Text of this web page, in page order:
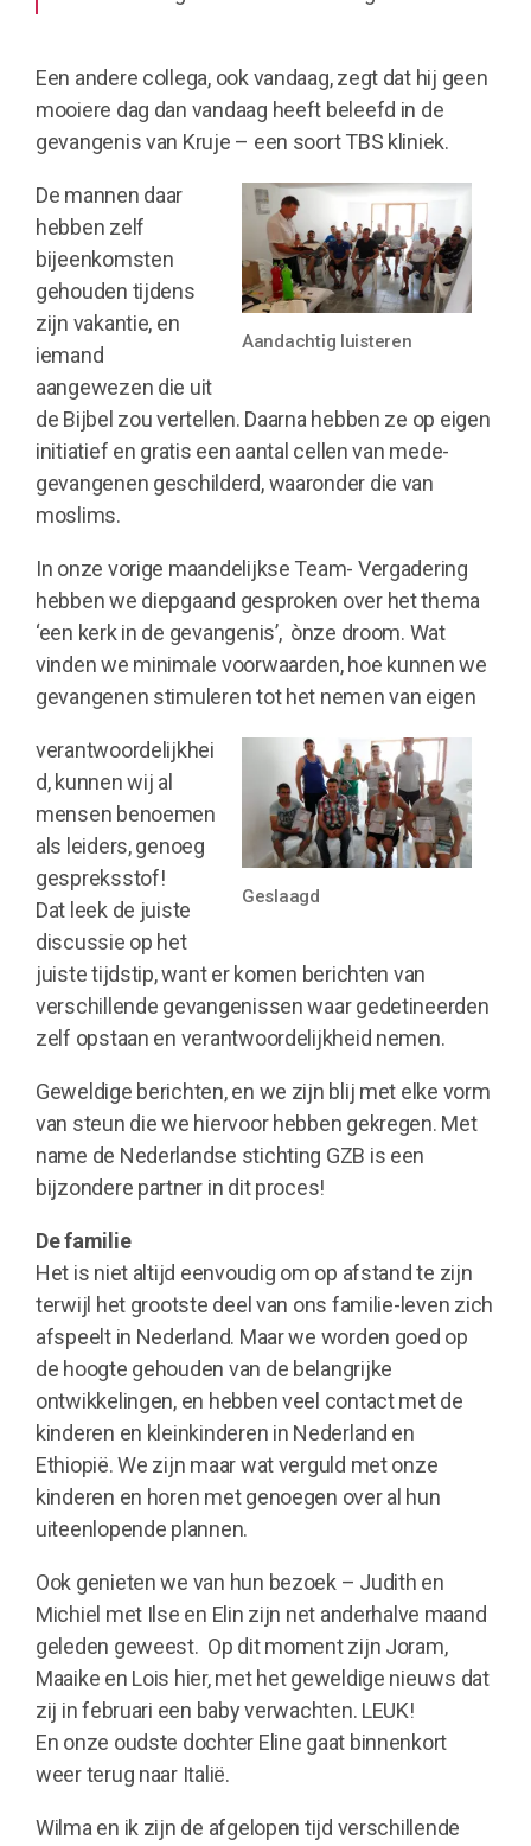
Een andere collega, ook vandaag, zegt dat hij geen
mooiere dag dan vandaag heeft beleefd in de
gevangenis van Kruje – een soort TBS kliniek.
Aandachtig luisteren
De mannen daar
hebben zelf
bijeenkomsten
gehouden tijdens
zijn vakantie, en
iemand
aangewezen die uit
de Bijbel zou vertellen. Daarna hebben ze op eigen
initiatief en gratis een aantal cellen van mede-
gevangenen geschilderd, waaronder die van
moslims.
In onze vorige maandelijkse Team- Vergadering
hebben we diepgaand gesproken over het thema
‘een kerk in de gevangenis’, ònze droom. Wat
vinden we minimale voorwaarden, hoe kunnen we
gevangenen stimuleren tot het nemen van eigen
Geslaagd
verantwoordelijkhei
d, kunnen wij al
mensen benoemen
als leiders, genoeg
gespreksstof!
Dat leek de juiste
discussie op het
juiste tijdstip, want er komen berichten van
verschillende gevangenissen waar gedetineerden
zelf opstaan en verantwoordelijkheid nemen.
Geweldige berichten, en we zijn blij met elke vorm
van steun die we hiervoor hebben gekregen. Met
name de Nederlandse stichting GZB is een
bijzondere partner in dit proces!
De familie
Het is niet altijd eenvoudig om op afstand te zijn
terwijl het grootste deel van ons familie-leven zich
afspeelt in Nederland. Maar we worden goed op
de hoogte gehouden van de belangrijke
ontwikkelingen, en hebben veel contact met de
kinderen en kleinkinderen in Nederland en
Ethiopië. We zijn maar wat verguld met onze
kinderen en horen met genoegen over al hun
uiteenlopende plannen.
Ook genieten we van hun bezoek – Judith en
Michiel met Ilse en Elin zijn net anderhalve maand
geleden geweest. Op dit moment zijn Joram,
Maaike en Lois hier, met het geweldige nieuws dat
zij in februari een baby verwachten. LEUK!
En onze oudste dochter Eline gaat binnenkort
weer terug naar Italië.
Wilma en ik zijn de afgelopen tijd verschillende